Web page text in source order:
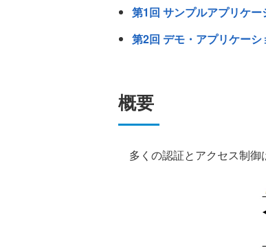
第1回 サンプルアプリケ
第2回 デモ・アプリケーシ
概要
多くの認証とアクセス制御